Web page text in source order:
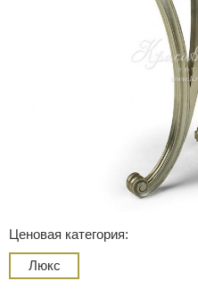
Ценовая категория:
Люкс